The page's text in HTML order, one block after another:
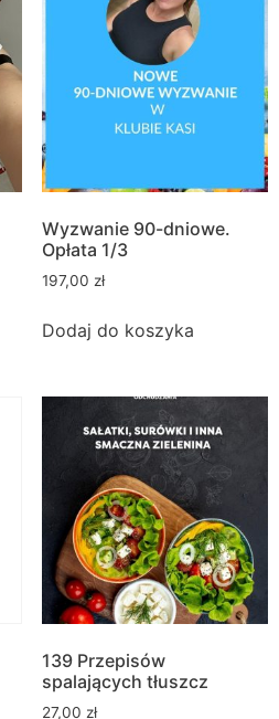
Wyzwanie 90-dniowe.
Opłata 1/3
197,00 zł
Dodaj do koszyka
139 Przepisów
spalających tłuszcz
27,00 zł